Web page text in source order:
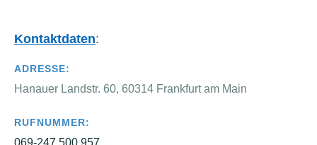
Kontaktdaten:
ADRESSE:
Hanauer Landstr. 60, 60314 Frankfurt am Main
RUFNUMMER:
069-247 500 957